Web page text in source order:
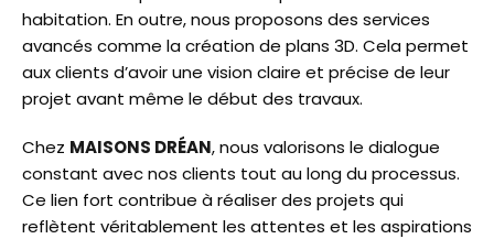
habitation. En outre, nous proposons des services
avancés comme la création de plans 3D. Cela permet
aux clients d’avoir une vision claire et précise de leur
projet avant même le début des travaux.
Chez MAISONS DRÉAN, nous valorisons le dialogue
constant avec nos clients tout au long du processus.
Ce lien fort contribue à réaliser des projets qui
reflètent véritablement les attentes et les aspirations